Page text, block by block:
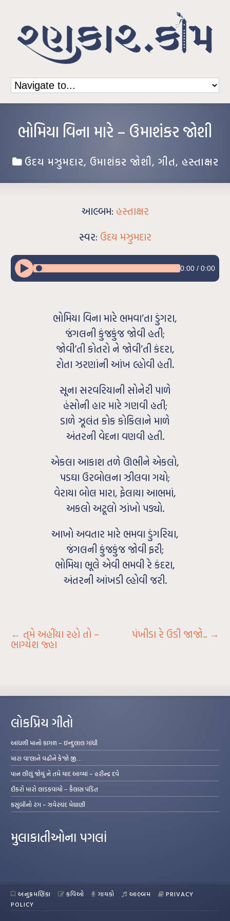
ભોમિયા વિના મારે – ઉમાશંકર જોશી
ઉદય મઝુમદાર, ઉમાશંકર જોશી, ગીત, હસ્તાક્ષર
આલ્બમ: હસ્તાક્ષર
સ્વર: ઉદય મઝુમદાર
0:00/ 0:00
ભોમિયા વિના મારે ભમવા’તા ડુંગરા,
જંગલની કુંજકુંજ જોવી હતી;
જોવી’તી કોતરો ને જોવી’તી કંદરા,
રોતા ઝરણાંની આંખ લ્હોવી હતી.
સૂના સરવરિયાની સોનેરી પાળે
હંસોની હાર મારે ગણવી હતી;
ડાળે ઝૂલંત કોક કોકિલાને માળે
અંતરની વેદના વણવી હતી.
એકલા આકાશ તળે ઊભીને એકલો,
પડઘા ઉરબોલના ઝીલવા ગયો;
વેરાયા બોલ મારા, ફેલાયા આભમાં,
અકલો અટૂલો ઝાંખો પડ્યો.
આખો અવતાર મારે ભમવા ડુંગરિયા,
જંગલની કુંજકુંજ જોવી ફરી;
ભોમિયા ભૂલે એવી ભમવી રે કંદરા,
અંતરની આંખડી લ્હોવી જરી.
← તમે અહીંયા રહો તો –
ભાગ્યેશ જ્હા
પંખીડા રે ઉડી જાજો.. →
લોકપ્રિય ગીતો
આંધળી માનો કાગળ – ઇન્દુલાલ ગાંધી
મારા વા’લાને વઢીને કે’જો જી…
પાન લીલું જોયું ને તમે યાદ આવ્યાં – હરીન્દ્ર દવે
દીકરો મારો લાડકવાયો – કૈલાસ પંડિત
કસુંબીનો રંગ – ઝવેરચંદ મેઘાણી
મુલાકાતીઓના પગલાં
અનુક્રમણિકા કવિઓ ગાયકો આલ્બમ
PRIVACY
POLICY